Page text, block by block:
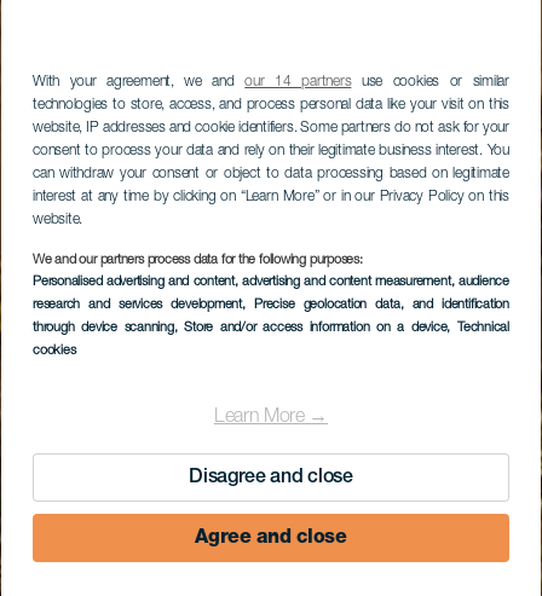
With your agreement, we andour 14 partnersuse cookies or similar
technologies to store, access, and process personal data like your visit on this
website, IP addresses and cookie identifiers. Some partners do not ask for your
consent to process your data and rely on their legitimate business interest. You
can withdraw your consent or object to data processing based on legitimate
interest at any time by clicking on “Learn More” or in our Privacy Policy on this
website.
We and our partners process data for the following purposes:
Personalised advertising and content, advertising and content measurement, audience
research and services development, Precise geolocation data, and identification
through device scanning, Store and/or access information on a device, Technical
cookies
Learn More →
Disagree and close
Agree and close